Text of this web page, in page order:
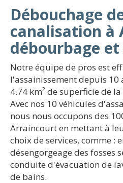
Débouchage
canalisation à
débourbage
Notre équipe de pros est
l'assainissement depuis 10
4.74 km² de superficie de
Avec nos 10 véhicules
nous nous occupons des
Arraincourt en mettant à
choix de services, comme :
désengorgeage des fosses
conduite d'évacuation de
de bains.